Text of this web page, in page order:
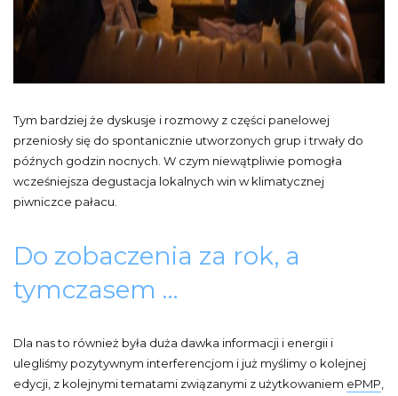
Tym bardziej że dyskusje i rozmowy z części panelowej
przeniosły się do spontanicznie utworzonych grup i trwały do
późnych godzin nocnych. W czym niewątpliwie pomogła
wcześniejsza degustacja lokalnych win w klimatycznej
piwniczce pałacu.
Do zobaczenia za rok, a
tymczasem …
Dla nas to również była duża dawka informacji i energii i
ulegliśmy pozytywnym interferencjom i już myślimy o kolejnej
edycji, z kolejnymi tematami związanymi z użytkowaniem ePMP